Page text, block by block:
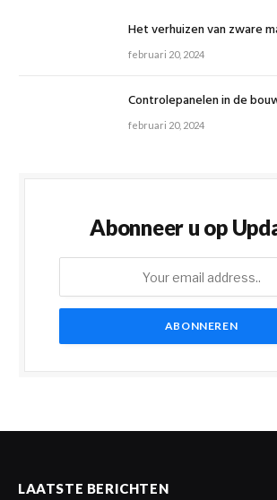
Het verhuizen van zware
februari 20, 2024
Controlepanelen in de
februari 20, 2024
Abonneer u op
LAATSTE BERICHTEN